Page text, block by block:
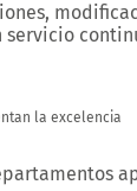
servicio
la excelencia